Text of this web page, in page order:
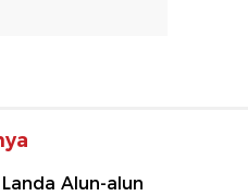
Alun-alun